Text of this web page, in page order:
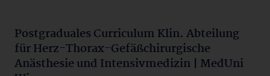
Postgraduales Curriculum Klin. Abteilung
für Herz-Thorax-Gefäßchirurgische
Anästhesie und Intensivmedizin | MedUni